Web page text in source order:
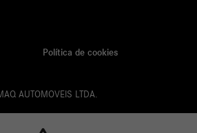
Política de cookies
AUTOMOVEIS LTDA.